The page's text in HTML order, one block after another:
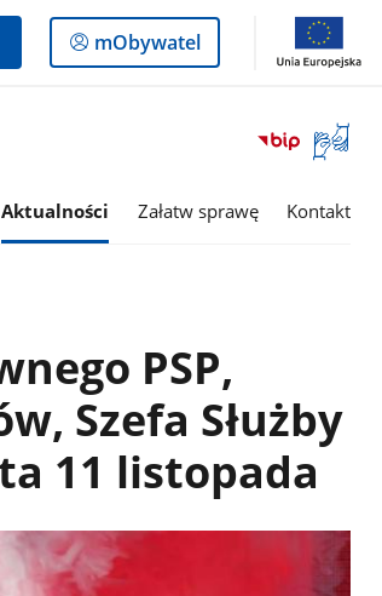
Logowanie
do
mObywatel
Otwórz
okno
Aktualności Załatw sprawę Kontakt
PSP,
Szefa Służby
11 listopada